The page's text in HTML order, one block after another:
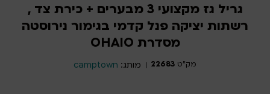
גריל גז מקצועי 3 מבערים + כירת צד ,
רשתות יציקה פנל קדמי בגימור נירוסטה
מסדרת OHAIO
מק"ט22683 מותג: camptown